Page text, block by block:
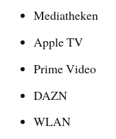
Mediatheken
Apple TV
Prime Video
DAZN
WLAN